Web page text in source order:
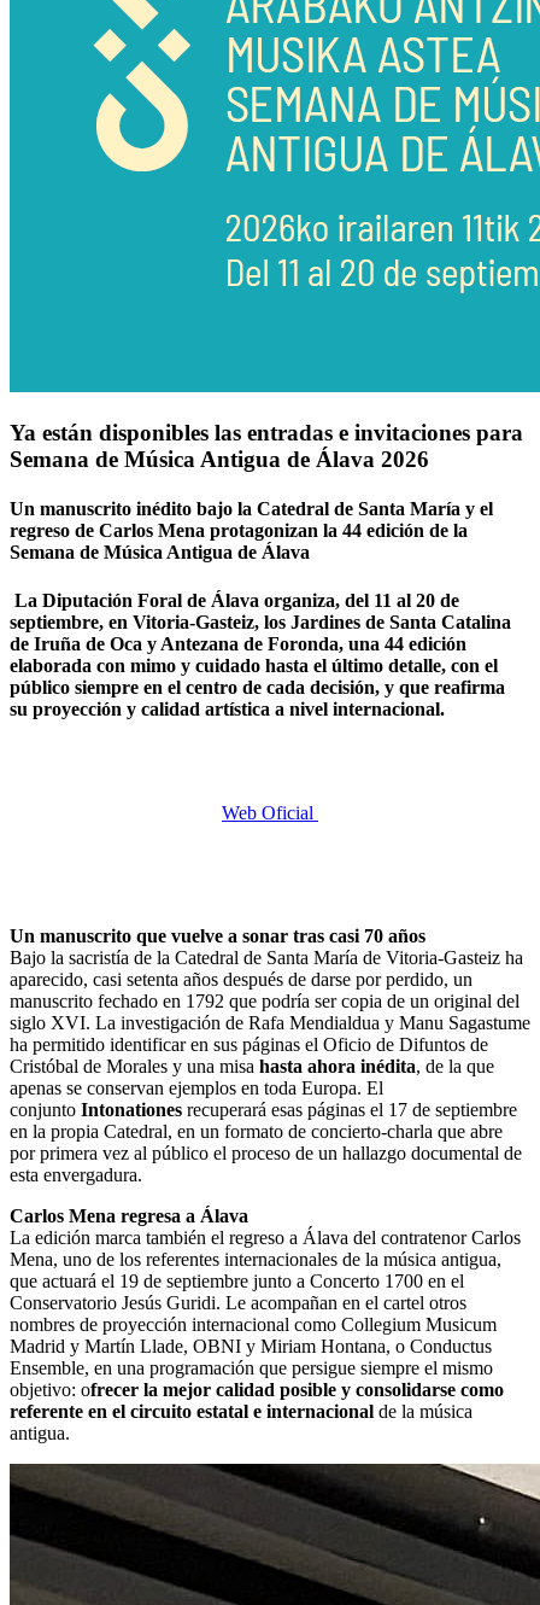
Ya están disponibles las entradas e invitaciones para
Semana de Música Antigua de Álava 2026
Un manuscrito inédito bajo la Catedral de Santa María y el
regreso de Carlos Mena protagonizan la 44 edición de la
Semana de Música Antigua de Álava
La Diputación Foral de Álava organiza, del 11 al 20 de
septiembre, en Vitoria-Gasteiz, los Jardines de Santa Catalina
de Iruña de Oca y Antezana de Foronda, una 44 edición
elaborada con mimo y cuidado hasta el último detalle, con el
público siempre en el centro de cada decisión, y que reafirma
su proyección y calidad artística a nivel internacional.
Web Oficial
Un manuscrito que vuelve a sonar tras casi 70 años
Bajo la sacristía de la Catedral de Santa María de Vitoria-Gasteiz ha
aparecido, casi setenta años después de darse por perdido, un
manuscrito fechado en 1792 que podría ser copia de un original del
siglo XVI. La investigación de Rafa Mendialdua y Manu Sagastume
ha permitido identificar en sus páginas el Oficio de Difuntos de
Cristóbal de Morales y una misa hasta ahora inédita, de la que
apenas se conservan ejemplos en toda Europa. El
conjunto Intonationes recuperará esas páginas el 17 de septiembre
en la propia Catedral, en un formato de concierto-charla que abre
por primera vez al público el proceso de un hallazgo documental de
esta envergadura.
Carlos Mena regresa a Álava
La edición marca también el regreso a Álava del contratenor Carlos
Mena, uno de los referentes internacionales de la música antigua,
que actuará el 19 de septiembre junto a Concerto 1700 en el
Conservatorio Jesús Guridi. Le acompañan en el cartel otros
nombres de proyección internacional como Collegium Musicum
Madrid y Martín Llade, OBNI y Miriam Hontana, o Conductus
Ensemble, en una programación que persigue siempre el mismo
objetivo: ofrecer la mejor calidad posible y consolidarse como
referente en el circuito estatal e internacional de la música
antigua.